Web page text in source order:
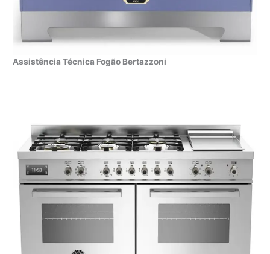
Assistência Técnica Fogão Bertazzoni